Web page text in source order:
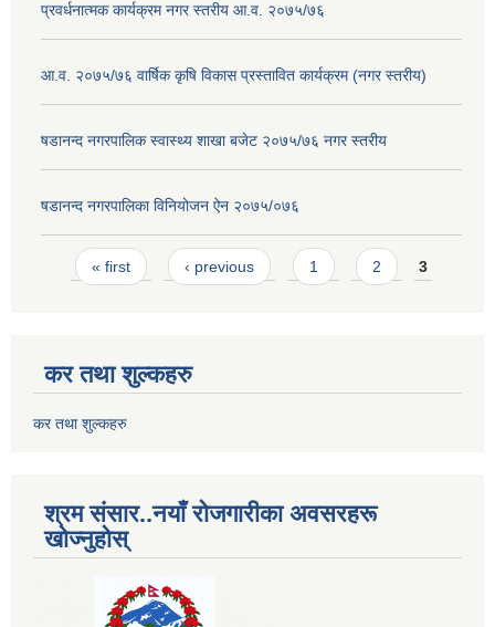
प्रवर्धनात्मक कार्यक्रम नगर स्तरीय आ.व. २०७५/७६
आ.व. २०७५/७६ वार्षिक कृषि विकास प्रस्तावित कार्यक्रम (नगर स्तरीय)
षडानन्द नगरपालिक स्वास्थ्य शाखा बजेट २०७५/७६ नगर स्तरीय
षडानन्द नगरपालिका विनियोजन ‌‌ऐन २०७५/०७६
Pages
« first ‹ previous 1 2 3
कर तथा शुल्कहरु
कर तथा शुल्कहरु
श्रम संसार..नयाँ रोजगारीका अवसरहरू
खोज्नुहोस्